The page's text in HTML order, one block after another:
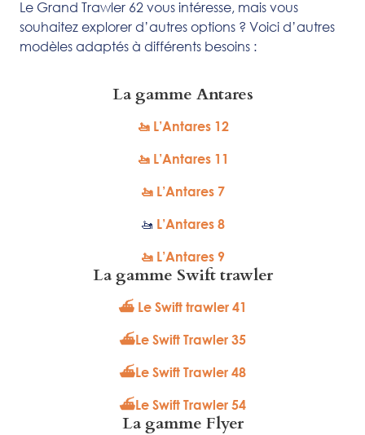
Le Grand Trawler 62 vous intéresse, mais vous
souhaitez explorer d’autres options ? Voici d’autres
modèles adaptés à différents besoins :
La gamme Antares
🚤 L’Antares 12
🚤 L’Antares 11
🚤 L’Antares 7
🚤 L’Antares 8
🚤 L’Antares 9
La gamme Swift trawler
⛴ Le Swift trawler 41
⛴Le Swift Trawler 35
⛴Le Swift Trawler 48
⛴Le Swift Trawler 54
La gamme Flyer